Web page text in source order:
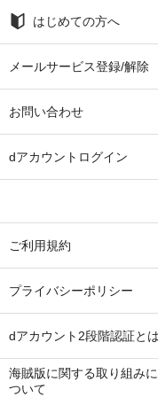
はじめての方へ
メールサービス登録/解除
お問い合わせ
dアカウントログイン
ご利用規約
プライバシーポリシー
dアカウント2段階認証とは
海賊版に関する取り組みに
ついて